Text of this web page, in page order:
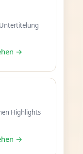
→
Highlights
→